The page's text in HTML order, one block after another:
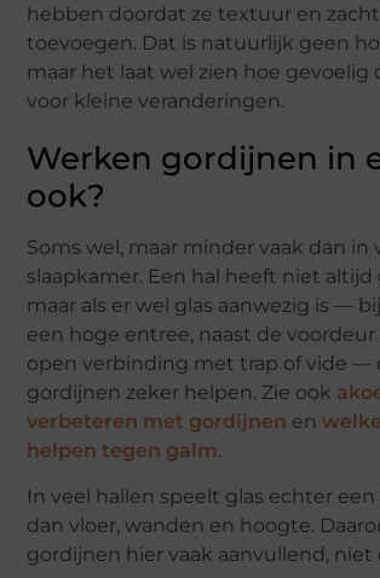
hebben doordat ze textuur en
toevoegen. Dat is natuurlijk geen
maar het laat wel zien hoe gevoelig
voor kleine veranderingen.
Werken gordijnen in
ook?
Soms wel, maar minder vaak dan in
slaapkamer. Een hal heeft niet altijd
maar als er wel glas aanwezig is —
een hoge entree, naast de voordeur
open verbinding met trap of vide —
gordijnen zeker helpen. Zie ook
verbeteren met gordijnen en
helpen tegen galm.
In veel hallen speelt glas echter een
dan vloer, wanden en hoogte.
gordijnen hier vaak aanvullend, niet